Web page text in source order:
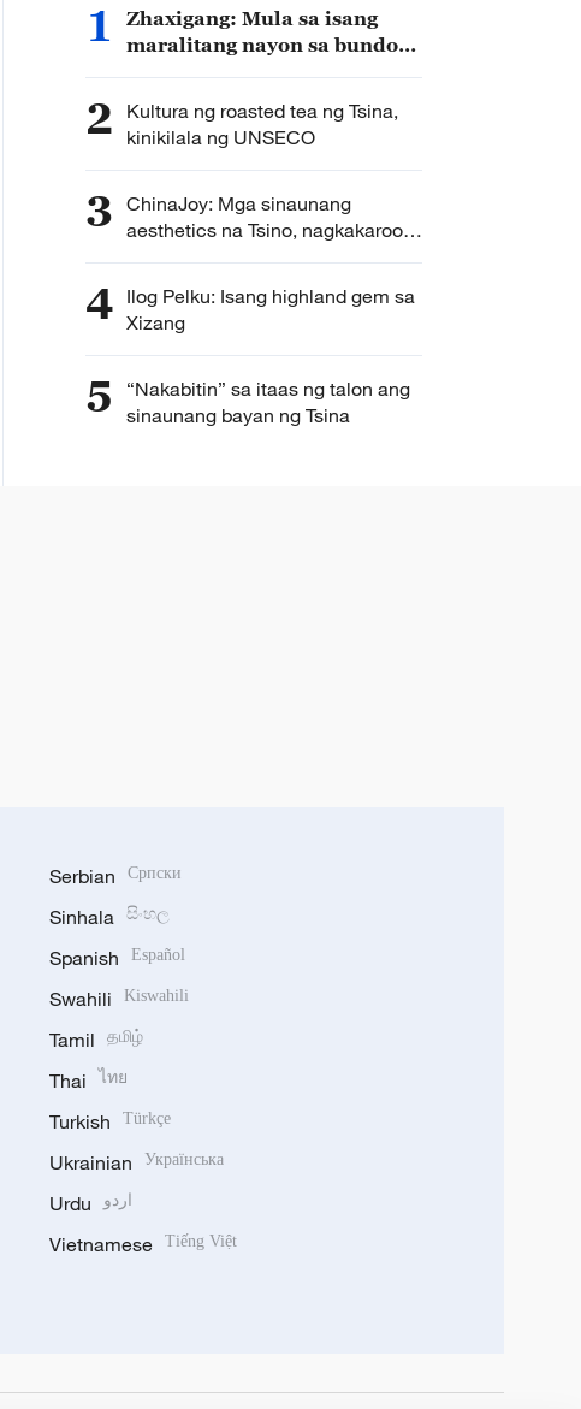
1
Zhaxigang: Mula sa isang
maralitang nayon sa bundok
2
Kultura ng roasted tea ng Tsina,
kinikilala ng UNSECO
3 ChinaJoy: Mga sinaunang
aesthetics na Tsino, nagkakaroon
ng mga bagong anyo
4 Ilog Pelku: Isang highland gem sa
Xizang
5
“Nakabitin” sa itaas ng talon ang
sinaunang bayan ng Tsina
Serbian Српски
Sinhala සිංහල
Spanish Español
Swahili Kiswahili
Tamil தமிழ்
Thai ไทย
Turkish Türkçe
Ukrainian Українська
Urdu اردو
Vietnamese Tiếng Việt